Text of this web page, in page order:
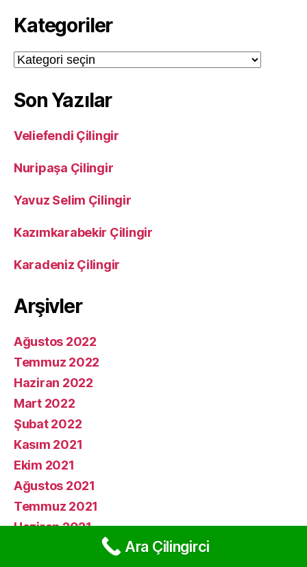
Kategoriler
Kategoriler
Son Yazılar
Veliefendi Çilingir
Nuripaşa Çilingir
Yavuz Selim Çilingir
Kazımkarabekir Çilingir
Karadeniz Çilingir
Arşivler
Ağustos 2022
Temmuz 2022
Haziran 2022
Mart 2022
Şubat 2022
Kasım 2021
Ekim 2021
Ağustos 2021
Temmuz 2021
Haziran 2021
Ara Çilingirci